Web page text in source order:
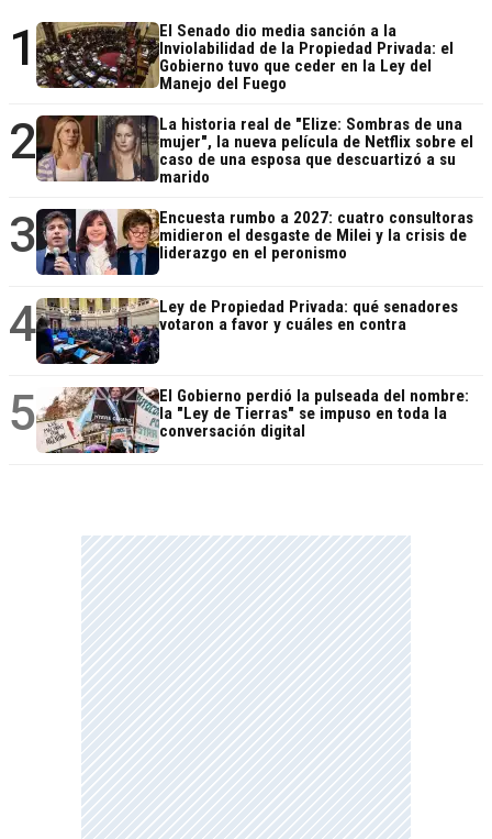
1
El Senado dio media sanción a la
Inviolabilidad de la Propiedad Privada: el
Gobierno tuvo que ceder en la Ley del
Manejo del Fuego
2
La historia real de "Elize: Sombras de una
mujer", la nueva película de Netflix sobre el
caso de una esposa que descuartizó a su
marido
3
Encuesta rumbo a 2027: cuatro consultoras
midieron el desgaste de Milei y la crisis de
liderazgo en el peronismo
4
Ley de Propiedad Privada: qué senadores
votaron a favor y cuáles en contra
5
El Gobierno perdió la pulseada del nombre:
la "Ley de Tierras" se impuso en toda la
conversación digital